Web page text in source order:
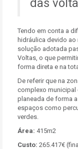
das
Tendo em conta a
hidráulica devido
solução adotada
Voltas, o que
forma direta e na
De referir que na
complexo municipal
planeada de forma
espaços como
verdes.
Área: 415m2
Custo: 265.417€